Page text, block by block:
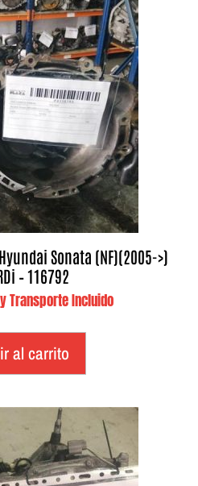
Sonata (NF)(2005->)
– 116792
Transporte Incluido
al carrito